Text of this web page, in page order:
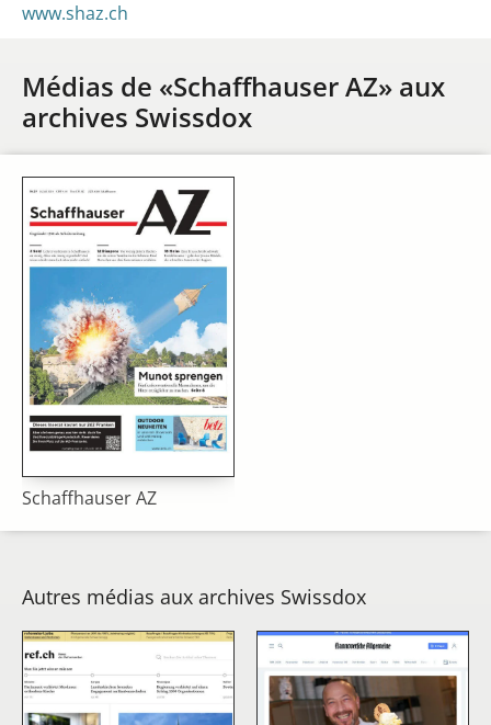
www.shaz.ch
Médias de «Schaffhauser AZ» aux
archives Swissdox
Schaffhauser AZ
Autres médias aux archives Swissdox